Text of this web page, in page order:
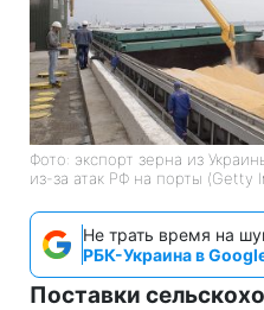
Фото: экспорт зерна из
из-за атак РФ на порты (Getty
Не трать время на
РБК-Украина в
Поставки